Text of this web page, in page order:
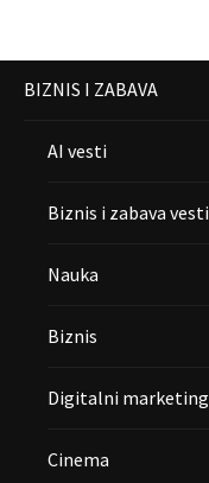
BIZNIS I ZABAVA
AI vesti
Biznis i zabava vesti
Nauka
Biznis
Digitalni marketing
Cinema